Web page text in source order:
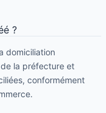
?
domiciliation
la préfecture et
conformément